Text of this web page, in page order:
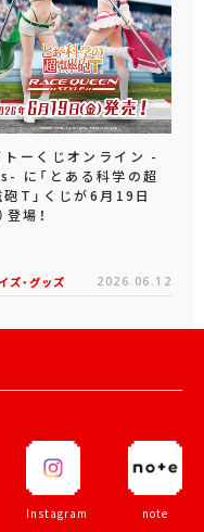
トーくじオンライン -
に「とある科学の超
砲T」くじが6月19日
登場！
ズ・グッズ 2026.06.12
Instagram note